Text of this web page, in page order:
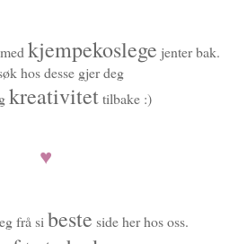
kjempekoslege jenter bak.
hos desse gjer deg
kreativitettilbake :)
♥
frå si beste side her hos oss.